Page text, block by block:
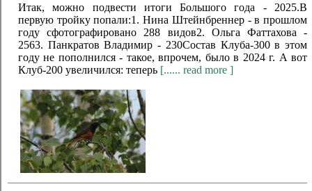
Итак, можно подвести итоги Большого года - 2025.В
первую тройку попали:1. Нина Штейнбреннер - в прошлом
году сфотографировано 288 видов2. Ольга Фаттахова -
2563. Панкратов Владимир - 230Состав Клуба-300 в этом
году не пополнился - такое, впрочем, было в 2024 г. А вот
Клуб-200 увеличился: теперь [...... read more ]